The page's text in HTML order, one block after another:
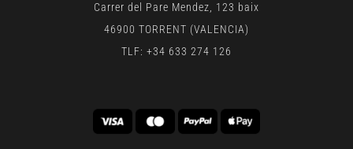
Carrer del Pare Mendez, 123 baix
46900 TORRENT (VALENCIA)
TLF: +34 633 274 126